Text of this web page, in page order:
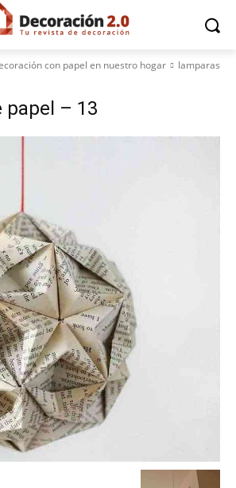
con papel en nuestro hogar
lamparas
papel – 13